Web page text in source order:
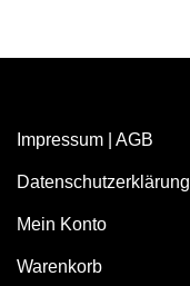
Impressum AGB
Datenschutzerklärung
Mein Konto
Warenkorb